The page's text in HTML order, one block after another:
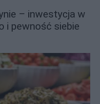
– inwestycja w
i pewność siebie